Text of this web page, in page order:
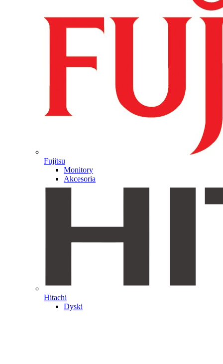
Fujitsu
Monitory
Akcesoria
Hitachi
Dyski